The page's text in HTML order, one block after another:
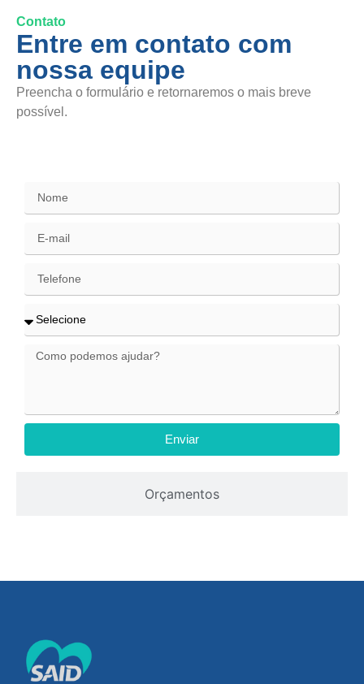
Contato
Entre em contato com
nossa equipe
Preencha o formulário e retornaremos o mais breve
possível.
Orçamentos
Enviar